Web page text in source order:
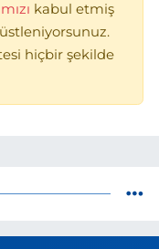
kabul etmiş
hiçbir şekilde